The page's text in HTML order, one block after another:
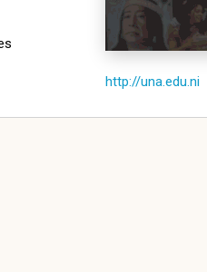
http://una.edu.ni